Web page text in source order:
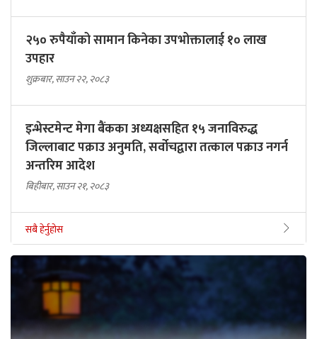
२५० रुपैयाँको सामान किनेका उपभोक्तालाई १० लाख
उपहार
शुक्रबार, साउन २२, २०८३
इन्भेस्टमेन्ट मेगा बैंकका अध्यक्षसहित १५ जनाविरुद्ध
जिल्लाबाट पक्राउ अनुमति, सर्वोचद्वारा तत्काल पक्राउ नगर्न
अन्तरिम आदेश
बिहीबार, साउन २१, २०८३
सबै हेर्नुहोस